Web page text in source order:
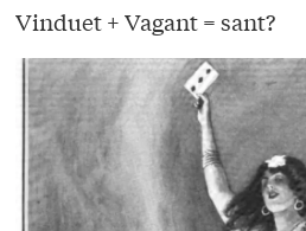
Vinduet + Vagant = sant?